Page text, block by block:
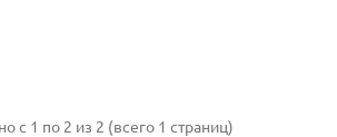
с 1 по 2 из 2 (всего 1 страниц)